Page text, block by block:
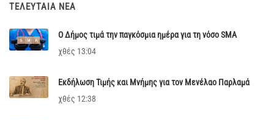
ΤΕΛΕΥΤΑΊΑ ΝΈΑ
Ο Δήμος τιμά την παγκόσμια ημέρα για τη νόσο SMA
χθές 13:04
Εκδήλωση Τιμής και Μνήμης για τον Μενέλαο Παρλαμά
χθές 12:38